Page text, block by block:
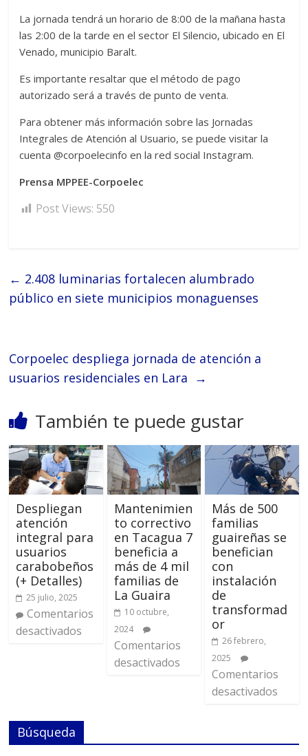
La jornada tendrá un horario de 8:00 de la mañana hasta
las 2:00 de la tarde en el sector El Silencio, ubicado en El
Venado, municipio Baralt.
Es importante resaltar que el método de pago
autorizado será a través de punto de venta.
Para obtener más información sobre las Jornadas
Integrales de Atención al Usuario, se puede visitar la
cuenta @corpoelecinfo en la red social Instagram.
Prensa MPPEE-Corpoelec
Post Views: 550
← 2.408 luminarias fortalecen alumbrado
público en siete municipios monaguenses
Corpoelec despliega jornada de atención a
usuarios residenciales en Lara →
También te puede gustar
Despliegan
atención
integral para
usuarios
carabobeños
(+ Detalles)
25 julio, 2025
Comentarios
desactivados
Mantenimien
to correctivo
en Tacagua 7
beneficia a
más de 4 mil
familias de
La Guaira
10 octubre,
2024
Comentarios
desactivados
Más de 500
familias
guaireñas se
benefician
con
instalación
de
transformad
or
26 febrero,
2025
Comentarios
desactivados
Búsqueda